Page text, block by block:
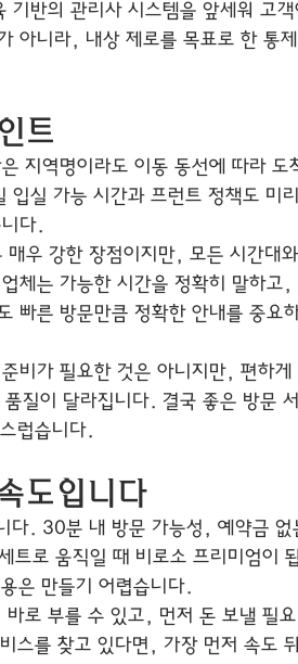
반의 관리사 시스템을 앞세워 고객
아니라, 내상 제로를 목표로 한 통제
트
지역명이라도 이동 동선에 따라 도
실 가능 시간과 프런트 정책도 미리
다.
우 강한 장점이지만, 모든 시간대와
체는 가능한 시간을 정확히 말하고,
빠른 방문만큼 정확한 안내를 중요
비가 필요한 것은 아니지만, 편하게
질이 달라집니다. 결국 좋은 방문 서
럽습니다.
도입니다
다. 30분 내 방문 가능성, 예약금 없
로 움직일 때 비로소 프리미엄이
은 만들기 어렵습니다.
로 부를 수 있고, 먼저 돈 보낼 필
스를 찾고 있다면, 가장 먼저 속도 뒤